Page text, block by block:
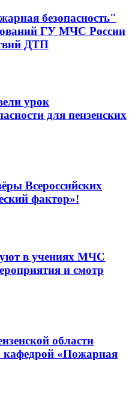
безопасность"
ГУ МЧС России
ДТП
урок
для пензенских
Всероссийских
фактор»!
в учениях МЧС
и смотр
области
«Пожарная